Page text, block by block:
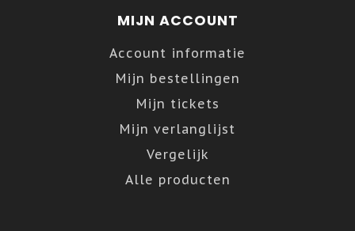
MIJN ACCOUNT
Account informatie
Mijn bestellingen
Mijn tickets
Mijn verlanglijst
Vergelijk
Alle producten